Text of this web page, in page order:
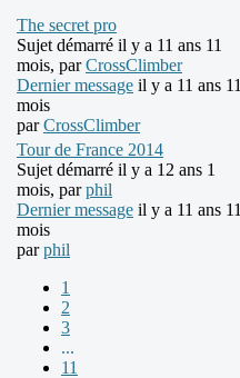
The secret pro
Sujet démarré il y a 11 ans 11
mois, parCrossClimber
Dernier message il y a 11 ans 11
mois
parCrossClimber
Tour de France 2014
Sujet démarré il y a 12 ans 1
mois, parphil
Dernier message il y a 11 ans 11
mois
parphil
1
2
3
...
11